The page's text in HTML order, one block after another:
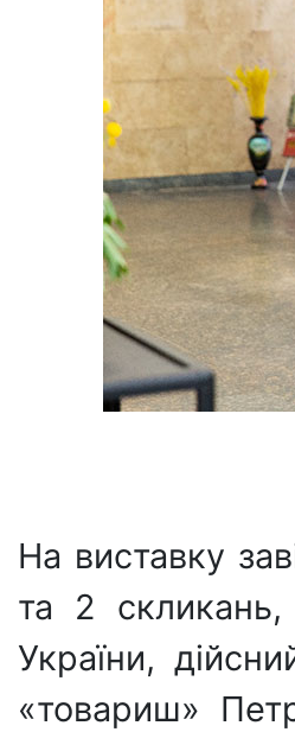
На виставку
та 2
України,
«товариш»